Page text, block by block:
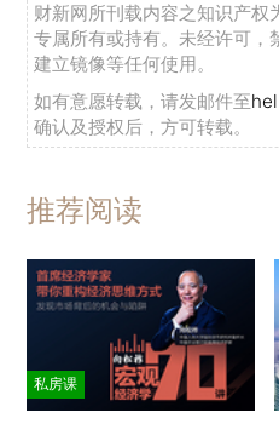
财新网所刊载内容之知识产权
专属所有或持有。未经许可，
建立镜像等任何使用。
如有意愿转载，请发邮件至
确认及授权后，方可转载。
推荐阅读
私房课